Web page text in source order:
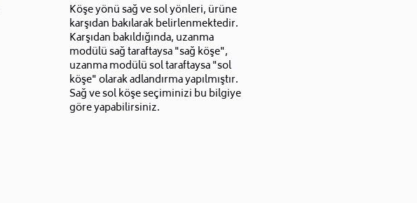
Köşe yönü sağ ve sol yönleri, ürüne
karşıdan bakılarak belirlenmektedir.
Karşıdan bakıldığında, uzanma
modülü sağ taraftaysa "sağ köşe",
uzanma modülü sol taraftaysa "sol
köşe" olarak adlandırma yapılmıştır.
Sağ ve sol köşe seçiminizi bu bilgiye
göre yapabilirsiniz.